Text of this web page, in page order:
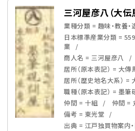
三河屋彦八（大伝
業種分類 = 趣味・教養・
日本標準産業分類 =
業
商人名 = 三河屋彦八
居所（原本表記） = 大
居所（歴史地名大系） =
職種（原本表記） = 墨筆
仲間 = 十組
仲間 =
備考 = 東光堂
出典 = 江戸独買物案内